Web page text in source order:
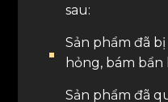
sau:
Sản phẩm đã
hỏng, bám bẩn
Sản phẩm đã